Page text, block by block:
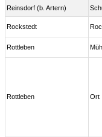
Reinsdorf (b. Artern)
Rockstedt
Rottleben
Rottleben Ort